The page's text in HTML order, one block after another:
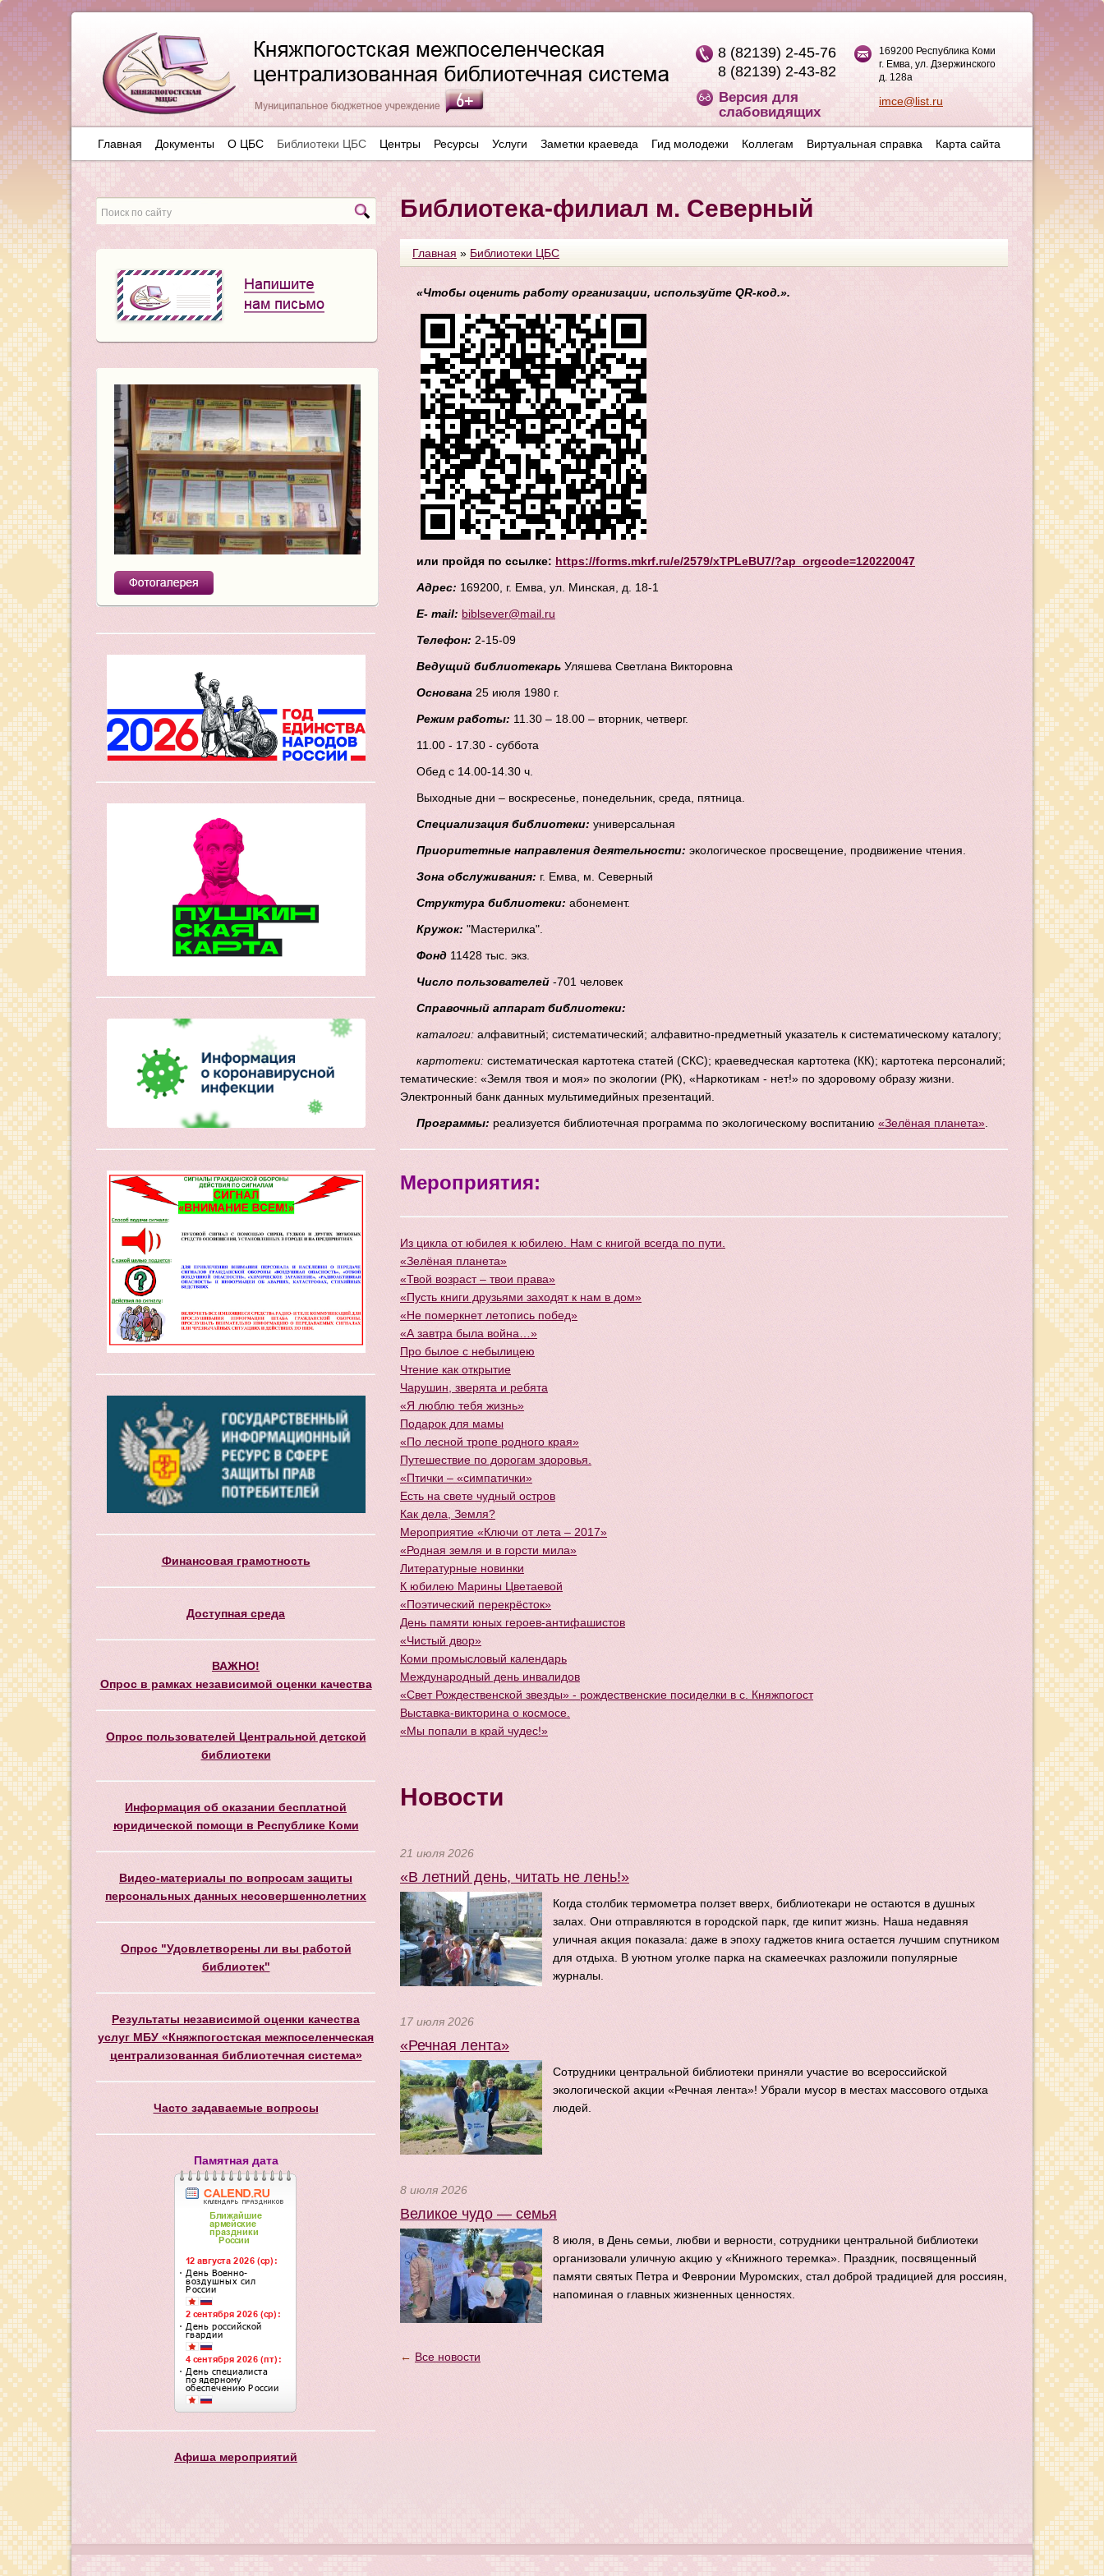
169200 Республика Коми
г. Емва, ул. Дзержинского
д. 128а
imce@list.ru
8 (82139) 2-45-76
8 (82139) 2-43-82
Версия для
слабовидящих
Главная Документы О ЦБС Библиотеки ЦБС Центры Ресурсы Услуги Заметки краеведа Гид молодежи Коллегам Виртуальная справка Карта сайта
Финансовая грамотность
Доступная среда
ВАЖНО!
Опрос в рамках независимой оценки качества
Опрос пользователей Центральной детской
библиотеки
Информация об оказании бесплатной
юридической помощи в Республике Коми
Видео-материалы по вопросам защиты
персональных данных несовершеннолетних
Опрос "Удовлетворены ли вы работой
библиотек"
Результаты независимой оценки качества
услуг МБУ «Княжпогостская межпоселенческая
централизованная библиотечная система»
Часто задаваемые вопросы
Памятная дата
Афиша мероприятий
Библиотека-филиал м. Северный
Главная » Библиотеки ЦБС
«Чтобы оценить работу организации, используйте QR-код.».
или пройдя по ссылке: https://forms.mkrf.ru/e/2579/xTPLeBU7/?ap_orgcode=120220047
Адрес: 169200, г. Емва, ул. Минская, д. 18-1
E- mail: biblsever@mail.ru
Телефон: 2-15-09
Ведущий библиотекарь Уляшева Светлана Викторовна
Основана 25 июля 1980 г.
Режим работы: 11.30 – 18.00 – вторник, четверг.
11.00 - 17.30 - суббота
Обед с 14.00-14.30 ч.
Выходные дни – воскресенье, понедельник, среда, пятница.
Специализация библиотеки: универсальная
Приоритетные направления деятельности: экологическое просвещение, продвижение чтения.
Зона обслуживания: г. Емва,
м. Северный
Структура библиотеки: абонемент.
Кружок: "Мастерилка".
Фонд 11428 тыс. экз.
Число пользователей -701 человек
Справочный аппарат библиотеки:
каталоги: алфавитный; систематический; алфавитно-предметный указатель к систематическому каталогу;
картотеки: систематическая картотека статей (СКС); краеведческая картотека (КК); картотека персоналий;
тематические: «Земля твоя и моя» по экологии (РК), «Наркотикам - нет!» по здоровому образу жизни.
Электронный банк данных мультимедийных презентаций.
Программы: реализуется библиотечная программа по экологическому воспитанию «Зелёная планета»
Мероприятия:
Из цикла от юбилея к юбилею. Нам с книгой всегда по пути.
«Зелёная планета»
«Твой возраст – твои права»
«Пусть книги друзьями заходят к нам в дом»
«Не померкнет летопись побед»
«А завтра была война…»
Про былое с небылицею
Чтение как открытие
Чарушин, зверята и ребята
«Я люблю тебя жизнь»
Подарок для мамы
«По лесной тропе родного края»
Путешествие по дорогам здоровья.
«Птички – «симпатички»
Есть на свете чудный остров
Как дела, Земля?
Мероприятие «Ключи от лета – 2017»
«Родная земля и в горсти мила»
Литературные новинки
К юбилею Марины Цветаевой
«Поэтический перекрёсток»
День памяти юных героев-антифашистов
«Чистый двор»
Коми промысловый календарь
Международный день инвалидов
«Свет Рождественской звезды» - рождественские посиделки в с. Княжпогост
Выставка-викторина о космосе.
«Мы попали в край чудес!»
Новости
21 июля 2026
«В летний день, читать не лень!»
Когда столбик термометра ползет вверх, библиотекари не остаются в душных
залах. Они отправляются в городской парк, где кипит жизнь. Наша недавняя
уличная акция показала: даже в эпоху гаджетов книга остается лучшим спутником
для отдыха. В уютном уголке парка на скамеечках разложили популярные
журналы.
17 июля 2026
«Речная лента»
Сотрудники центральной библиотеки приняли участие во всероссийской
экологической акции «Речная лента»! Убрали мусор в местах массового отдыха
людей.
8 июля 2026
Великое чудо — семья
8 июля, в День семьи, любви и верности, сотрудники центральной библиотеки
организовали уличную акцию у «Книжного теремка». Праздник, посвященный
памяти святых Петра и Февронии Муромских, стал доброй традицией для россиян,
напоминая о главных жизненных ценностях.
← Все новости